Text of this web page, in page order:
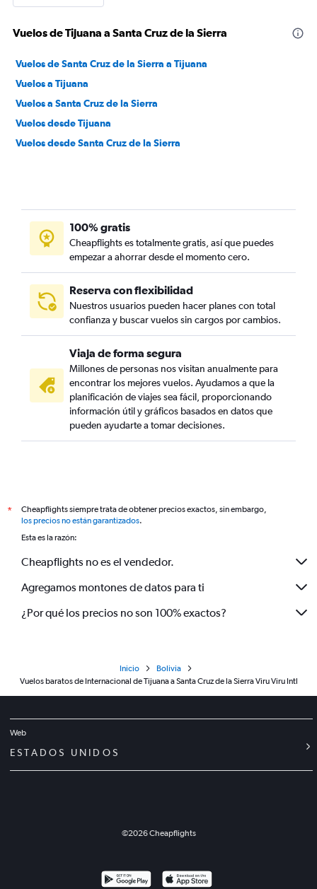
Vuelos de Tijuana a Santa Cruz de la Sierra
Vuelos de Santa Cruz de la Sierra a Tijuana
Vuelos a Tijuana
Vuelos a Santa Cruz de la Sierra
Vuelos desde Tijuana
Vuelos desde Santa Cruz de la Sierra
100% gratis
Cheapflights es totalmente gratis, así que puedes
empezar a ahorrar desde el momento cero.
Reserva con flexibilidad
Nuestros usuarios pueden hacer planes con total
confianza y buscar vuelos sin cargos por cambios.
Viaja de forma segura
Millones de personas nos visitan anualmente para
encontrar los mejores vuelos. Ayudamos a que la
planificación de viajes sea fácil, proporcionando
información útil y gráficos basados en datos que
pueden ayudarte a tomar decisiones.
*
Cheapflights siempre trata de obtener precios exactos, sin embargo,
los precios no están garantizados.
Esta es la razón:
Cheapflights no es el vendedor.
Agregamos montones de datos para ti
¿Por qué los precios no son 100% exactos?
Inicio
Bolivia
Vuelos baratos de Internacional de Tijuana a Santa Cruz de la Sierra Viru Viru Intl
Web
ESTADOS UNIDOS
©2026Cheapflights